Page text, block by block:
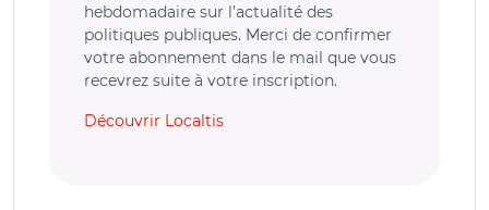
hebdomadaire sur l’actualité des
politiques publiques. Merci de confirmer
votre abonnement dans le mail que vous
recevrez suite à votre inscription.
Découvrir Localtis